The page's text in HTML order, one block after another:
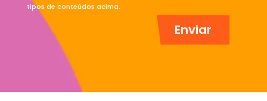
tipos de conteúdos acima.